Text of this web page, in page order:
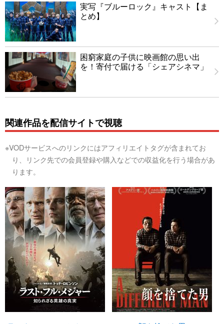
実写『ブルーロック』キャスト【ま
とめ】
困窮家庭の子供に映画館の思い出
を！寄付で届ける「シェアシネマ」
関連作品を配信サイトで視聴
※VODサービスへのリンクにはアフィリエイトタグが含まれてお
り、リンク先での会員登録や購入などでの収益化を行う場合があ
ります。